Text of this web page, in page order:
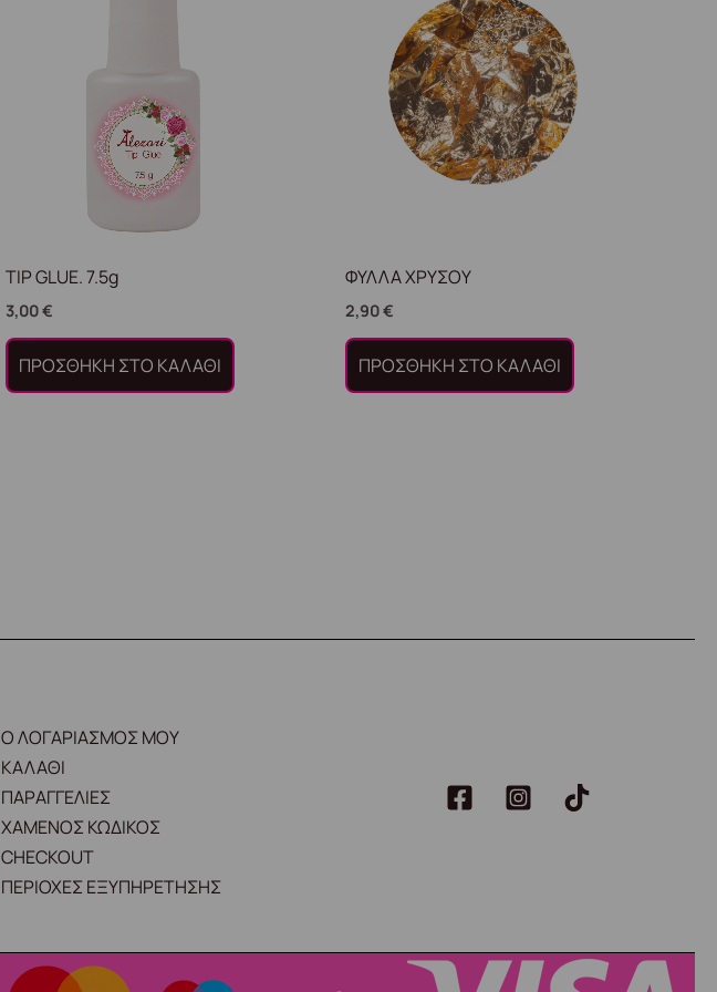
TIP GLUE. 7.5g
3,00€
ΠΡΟΣΘΉΚΗ ΣΤΟ ΚΑΛΆΘΙ
ΦΥΛΛΑ ΧΡΥΣΟΥ
2,90€
ΠΡΟΣΘΉΚΗ ΣΤΟ ΚΑΛΆΘΙ
Ο ΛΟΓΑΡΙΑΣΜΟΣ ΜΟΥ
ΚΑΛΑΘΙ
ΠΑΡΑΓΓΕΛΙΕΣ
ΧΑΜΕΝΟΣ ΚΩΔΙΚΟΣ
CHECKOUT
ΠΕΡΙΟΧΕΣ ΕΞΥΠΗΡΕΤΗΣΗΣ